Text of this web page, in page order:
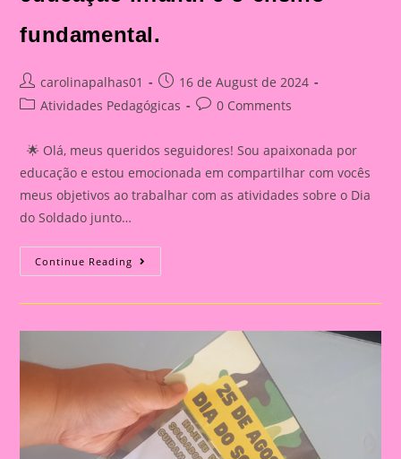
fundamental.
Post
author:
carolinapalhas01
Post
published:
16 de August de 2024
PostAtividades Pedagógicas
Post0 Comments
🌟 Olá, meus queridos seguidores! Sou apaixonada por
educação e estou emocionada em compartilhar com vocês
meus objetivos ao trabalhar com as atividades sobre o Dia
do Soldado junto…
Continue Reading Dia
Do
2024|Cartão
Do
A
Educação
Infantil
E
O
Ensino
Fundamental.